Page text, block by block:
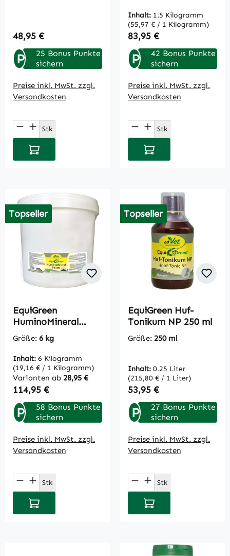
Regulärer Preis:
48,95 €
P
25 Bonus Punkte
sichern
Preise inkl. MwSt. zzgl.
Versandkosten
Produkt Anzahl: Gib den gewünschten
Stk
In den Warenkorb
Inhalt: 1.5 Kilogramm
(55,97 € / 1 Kilogramm)
Regulärer Preis:
83,95 €
P
42 Bonus Punkte
sichern
Preise inkl. MwSt. zzgl.
Versandkosten
Produkt Anzahl:
Stk
In den Warenkorb
Topseller
EquiGreen
HuminoMineral
Pellets 6 kg
Größe: 6 kg
Inhalt: 6 Kilogramm
(19,16 € / 1 Kilogramm)
Varianten ab 28,95 €
Regulärer Preis:
114,95 €
P
58 Bonus Punkte
sichern
Preise inkl. MwSt. zzgl.
Versandkosten
Produkt Anzahl: Gib den gewünschten
Stk
In den Warenkorb
Topseller
EquiGreen Huf-
Tonikum NP 250 ml
Größe: 250 ml
Inhalt: 0.25 Liter
(215,80 € / 1 Liter)
Regulärer Preis:
53,95 €
P
27 Bonus Punkte
sichern
Preise inkl. MwSt. zzgl.
Versandkosten
Produkt Anzahl:
Stk
In den Warenkorb